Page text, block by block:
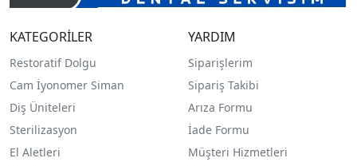
KATEGORİLER
Restoratif Dolgu
Cam İyonomer Siman
Diş Üniteleri
Sterilizasyon
El Aletleri
YARDIM
Siparişlerim
Sipariş Takibi
Arıza Formu
İade Formu
Müşteri Hizmetleri